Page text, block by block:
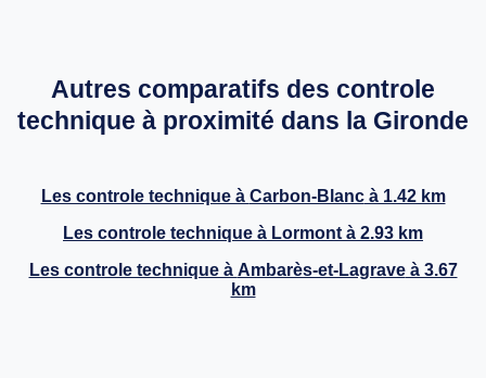
Autres comparatifs des controle
technique à proximité dans la Gironde
Les controle technique à Carbon-Blancà 1.42 km
Les controle technique à Lormont à 2.93 km
Les controle technique à Ambarès-et-Lagraveà 3.67
km